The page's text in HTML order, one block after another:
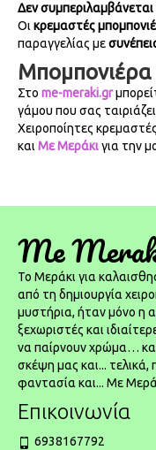
Δεν
Οι κρεμαστές
παραγγελίας με
Μπομπονιέ­ρα
Στο me-meraki.gr
γάμου που σας
Χειροποίητες
και Με Μεράκιγια την
Me
To Μεράκι για
από τη δημιουργία
μυστήρια, ήταν μόνο η
ξεχωριστές και
να παίρνουν χρώμα…
σκέψη μας και...
φαντασία και... Με
Επικοινωνία
6938167792